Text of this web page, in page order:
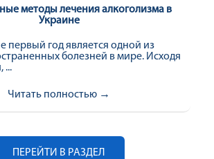
методы лечения алкоголизма в
Украине
первый год является одной из
болезней в мире. Исходя
...
Читать полностью →
ПЕРЕЙТИ В РАЗДЕЛ